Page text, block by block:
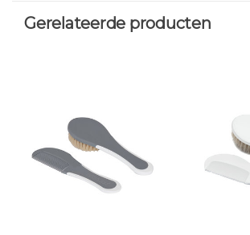
Gerelateerde producten